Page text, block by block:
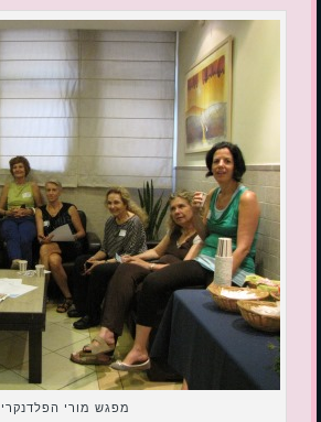
מפגש מורי